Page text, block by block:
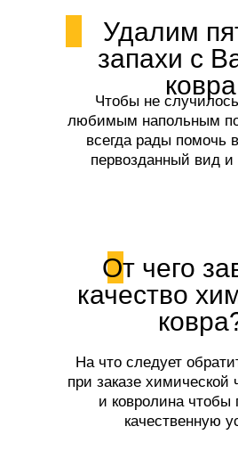
Удалим
запахи с
ковра
Чтобы не
любимым напольным
всегда рады помочь
первозданный вид и
От чего
качество
На что следует
при заказе химической
и ковролина чтобы
качественную